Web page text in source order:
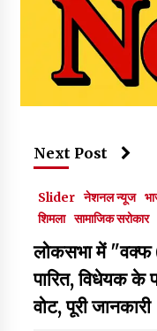
Next Post
Slider नेशनल न्यूज
शिमला सामाजिक सरोकार
लोकसभा में
पारित, विधेयक के
वोट, पूरी जानकारी